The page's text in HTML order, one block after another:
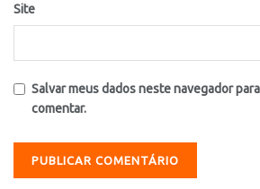
Site
Salvar meus dados neste navegador
comentar.